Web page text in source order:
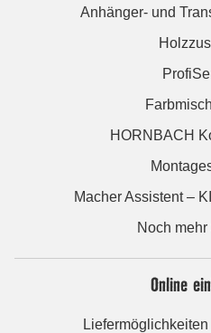
Anhänger- und
HORNBACH
Macher Assistent –
Noch
Online